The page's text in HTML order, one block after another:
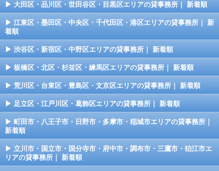
大田区・品川区・世田谷区・目黒区エリアの貸事務所｜ 新着順
江東区・墨田区・中央区・千代田区・港区エリアの貸事務所｜ 新
着順
渋谷区・新宿区・中野区エリアの貸事務所｜ 新着順
板橋区・北区・杉並区・練馬区エリアの貸事務所｜ 新着順
荒川区・台東区・豊島区・文京区エリアの貸事務所｜ 新着順
足立区・江戸川区・葛飾区エリアの貸事務所｜ 新着順
町田市・八王子市・日野市・多摩市・稲城市エリアの貸事務所｜
新着順
立川市・国立市・国分寺市・府中市・調布市・三鷹市・狛江市エ
リアの貸事務所｜ 新着順